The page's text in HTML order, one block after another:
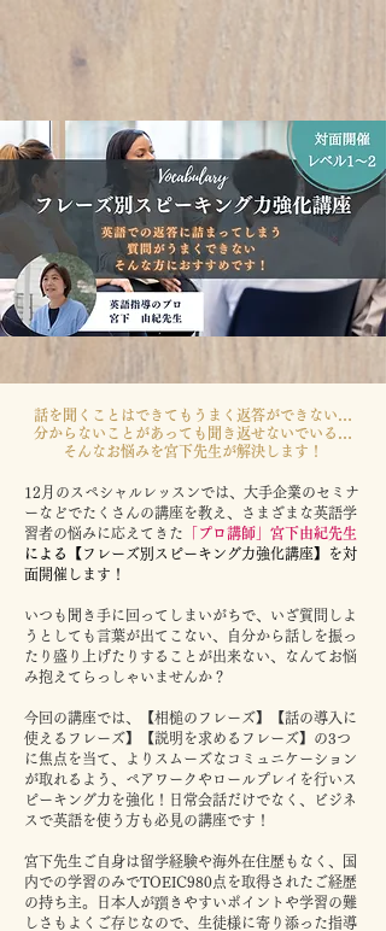
話を聞くことはできてもうまく返答ができない…
分からないことがあっても聞き返せないでいる…
​そんなお悩みを宮下先生が解決します！
12月のスペシャルレッスンでは、大手企業のセミナ
ーなどでたくさんの講座を教え、さまざまな英語学
習者の悩みに応えてきた 「プロ講師」宮下由紀先生
による
【フレーズ別スピーキング力強化講座】を対
面開催します！
​いつも聞き手に回ってしまいがちで、いざ質問しよ
うとしても言葉が出てこない、自分から話しを振っ
たり盛り上げたりすることが出来ない、なんてお悩
み抱えてらっしゃいませんか？
今回の講座では、【相槌のフレーズ】【話の導入に
使えるフレーズ】【説明を求めるフレーズ】の3つ
に焦点を当て、よりスムーズなコミュニケーション
が取れるよう、ペアワークやロールプレイを行いス
ピーキング力を強化！日常会話だけでなく、ビジネ
スで英語を使う方も必見の講座です！
宮下先生ご自身は留学経験や海外在住歴もなく、国
内での学習のみでTOEIC980点を取得されたご経歴
の持ち主。日本人が躓きやすいポイントや学習の難
しさもよくご存じなので、生徒様に寄り添った指導